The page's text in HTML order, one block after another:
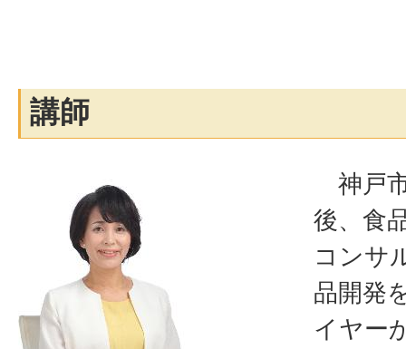
講師
神戸
後、食
コンサ
品開発
イヤー